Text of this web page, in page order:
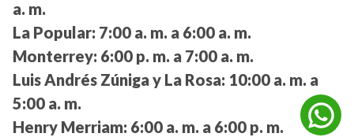
a. m.
La Popular: 7:00 a. m. a 6:00 a. m.
Monterrey: 6:00 p. m. a 7:00 a. m.
Luis Andrés Zúniga y La Rosa: 10:00 a. m. a
5:00 a. m.
Henry Merriam: 6:00 a. m. a 6:00 p. m.